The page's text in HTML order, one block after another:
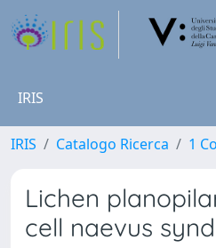
IRIS
IRIS Catalogo Ricerca 1
Lichen
cell naevus